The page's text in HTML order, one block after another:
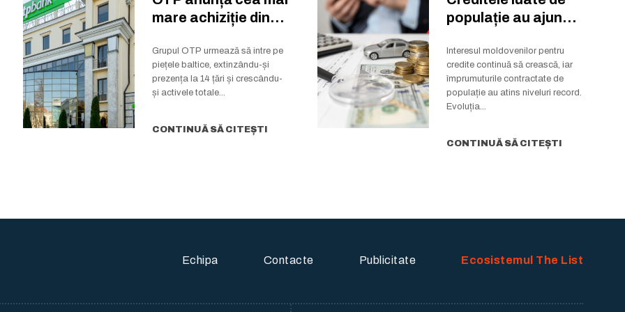
mare achiziție din
Grupul OTP urmează să intre pe
piețele baltice, extinzându-și
prezența la 14 țări și crescându-
și activele totale...
CONTINUĂ SĂ CITEȘTI
populație au ajuns
Interesul moldovenilor pentru
credite continuă să crească, iar
împrumuturile contractate de
populație au atins niveluri record.
Evoluția...
CONTINUĂ SĂ CITEȘTI
Echipa Contacte Publicitate Ecosistemul The List